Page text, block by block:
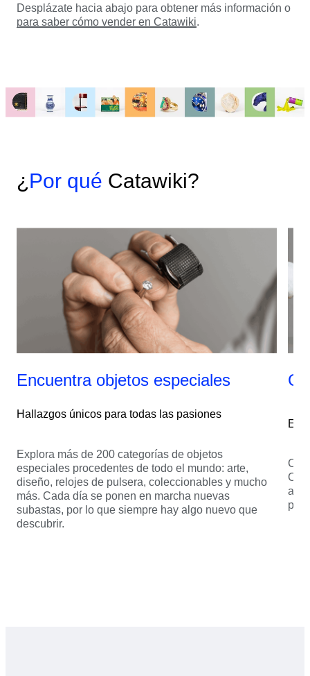
Desplázate hacia abajo para obtener más información o
para saber cómo vender en Catawiki.
¿Por qué Catawiki?
Encuentra objetos especiales
Hallazgos únicos para todas las pasiones
Explora más de 200 categorías de objetos
especiales procedentes de todo el mundo: arte,
diseño, relojes de pulsera, coleccionables y mucho
más. Cada día se ponen en marcha nuevas
subastas, por lo que siempre hay algo nuevo que
descubrir.